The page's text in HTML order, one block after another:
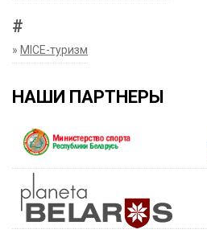
#
» MICE-туризм
НАШИ ПАРТНЕРЫ